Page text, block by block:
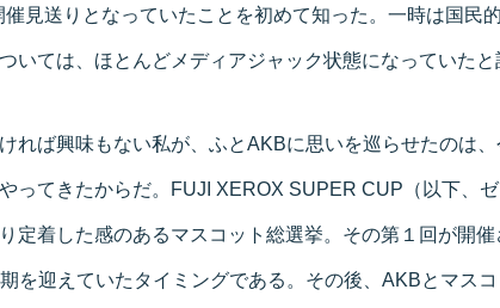
見送りとなっていたことを初めて知った。一時は国民
いては、ほとんどメディアジャック状態になっていたと
れば興味もない私が、ふとAKBに思いを巡らせたのは
ってきたからだ。FUJI XEROX SUPER CUP（以下、
定着した感のあるマスコット総選挙。その第１回が開
を迎えていたタイミングである。その後、AKBとマス